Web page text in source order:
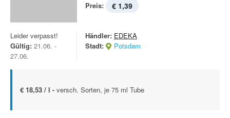
Preis: € 1,39
Leider verpasst!
Gültig: 21.06. -
27.06.
Händler: EDEKA
Stadt:
Potsdam
€ 18,53 / l - versch. Sorten, je 75 ml Tube